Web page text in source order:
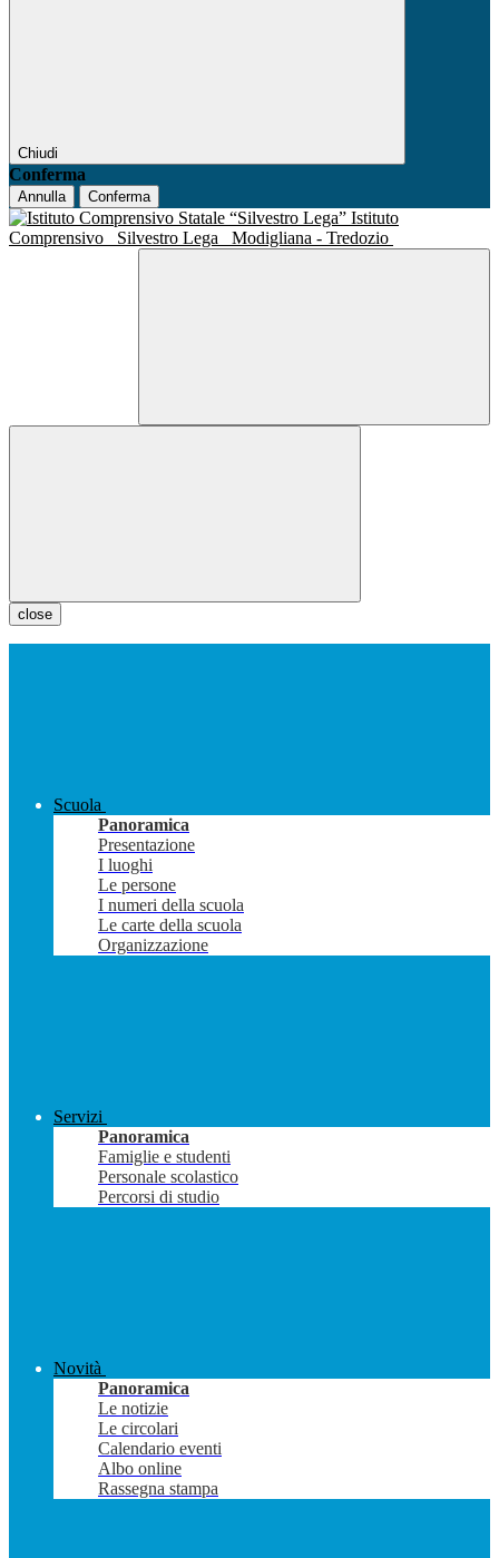
Chiudi
Conferma
Annulla Conferma
Istituto
Comprensivo
Silvestro Lega Modigliana - Tredozio
close
Scuola
Panoramica
Presentazione
I luoghi
Le persone
I numeri della scuola
Le carte della scuola
Organizzazione
Servizi
Panoramica
Famiglie e studenti
Personale scolastico
Percorsi di studio
Novità
Panoramica
Le notizie
Le circolari
Calendario eventi
Albo online
Rassegna stampa